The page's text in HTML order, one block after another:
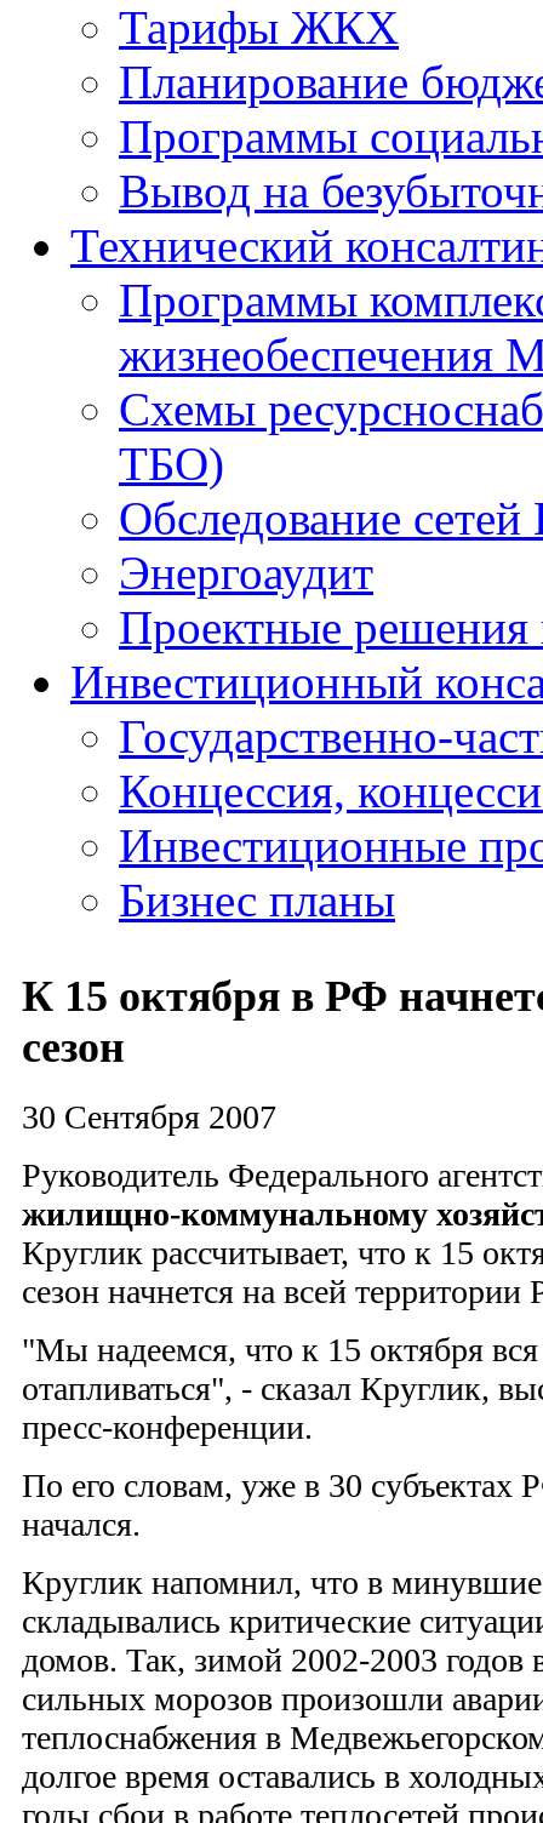
Тарифы ЖКХ
Планирование
Программы
Вывод на
Технический
Программы
жизнеобеспечения
Схемы
ТБО)
Обследование
Энергоаудит
Проектные решения
Инвестиционный
Государственно-
Концессия,
Инвестиционные
Бизнес планы
К 15 октября в РФ
сезон
30 Сентября 2007
Руководитель Федерального
жилищно-коммунальному
Круглик рассчитывает, что к 15
сезон начнется на всей территории
"Мы надеемся, что к 15 октября вся
отапливаться", - сказал Круглик,
пресс-конференции.
По его словам, уже в 30 субъектах
начался.
Круглик напомнил, что в минувшие
складывались критические
домов. Так, зимой 2002-2003 годов
сильных морозов произошли
теплоснабжения в
долгое время оставались в